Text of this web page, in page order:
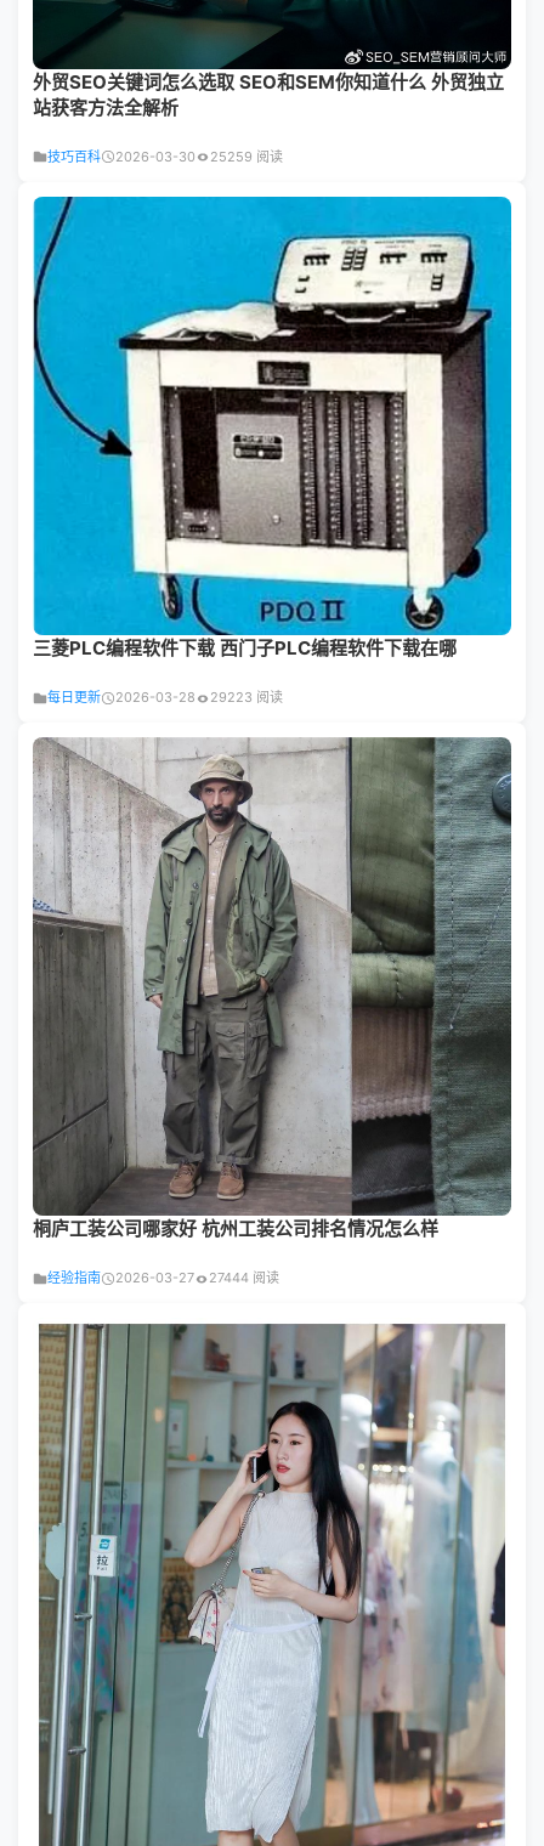
外贸SEO关键词怎么选取 SEO和SEM你知道什么 外贸独立
站获客方法全解析
技巧百科 2026-03-30 25259 阅读
三菱PLC编程软件下载 西门子PLC编程软件下载在哪
每日更新 2026-03-28 29223 阅读
桐庐工装公司哪家好 杭州工装公司排名情况怎么样
经验指南 2026-03-27 27444 阅读